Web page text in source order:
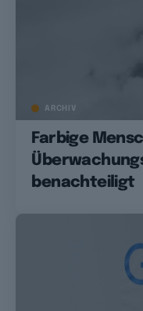
ARCHIV
Farbige
benachteiligt